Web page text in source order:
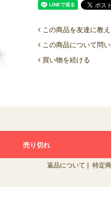
この商品を友達に教
この商品について問
買い物を続ける
返品について 特定